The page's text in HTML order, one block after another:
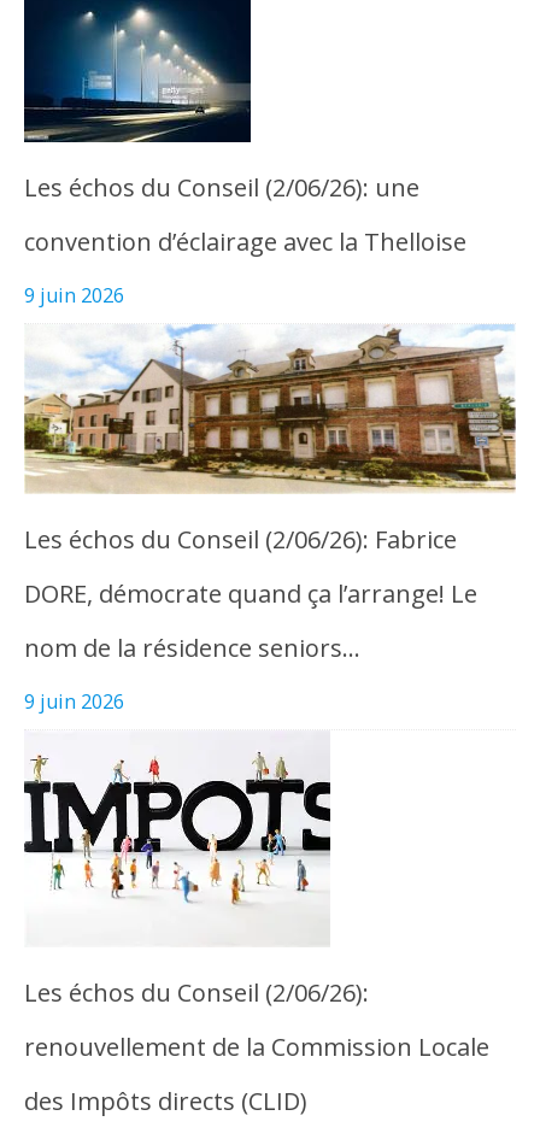
Les échos du Conseil (2/06/26): une
convention d’éclairage avec la Thelloise
9 juin 2026
Les échos du Conseil (2/06/26): Fabrice
DORE, démocrate quand ça l’arrange! Le
nom de la résidence seniors…
9 juin 2026
Les échos du Conseil (2/06/26):
renouvellement de la Commission Locale
des Impôts directs (CLID)